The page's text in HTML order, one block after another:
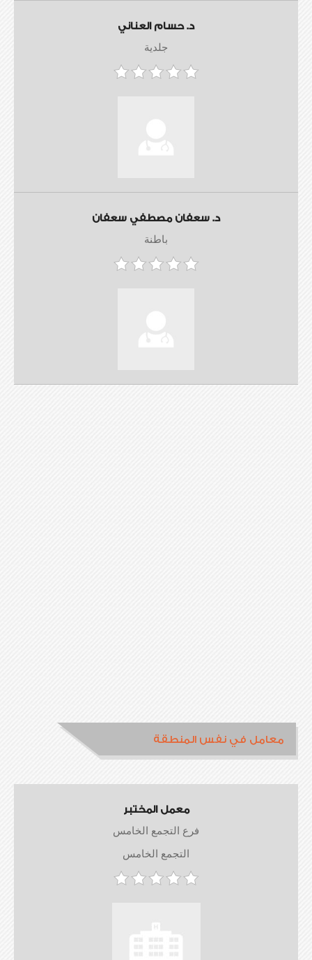
د. حسام العناني
جلدية
د. سعفان مصطفي سعفان
باطنة
معامل في نفس المنطقة
معمل المختبر
فرع التجمع الخامس
التجمع الخامس